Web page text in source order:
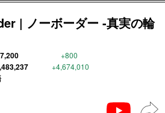
| ノーボーダー -真実の輪
+800
+4,674,010